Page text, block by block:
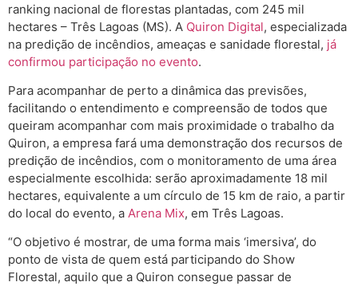
ranking nacional de florestas plantadas, com 245 mil
hectares – Três Lagoas (MS). A Quiron Digital, especializada
na predição de incêndios, ameaças e sanidade florestal, já
confirmou participação no evento.
Para acompanhar de perto a dinâmica das previsões,
facilitando o entendimento e compreensão de todos que
queiram acompanhar com mais proximidade o trabalho da
Quiron, a empresa fará uma demonstração dos recursos de
predição de incêndios, com o monitoramento de uma área
especialmente escolhida: serão aproximadamente 18 mil
hectares, equivalente a um círculo de 15 km de raio, a partir
do local do evento, a Arena Mix, em Três Lagoas.
“O objetivo é mostrar, de uma forma mais ‘imersiva’, do
ponto de vista de quem está participando do Show
Florestal, aquilo que a Quiron consegue passar de